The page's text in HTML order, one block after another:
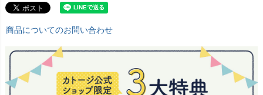
商品についてのお問い合わせ